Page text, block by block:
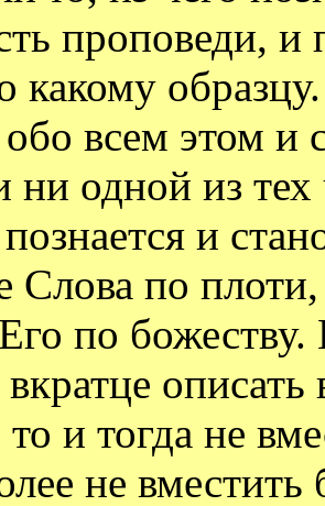
проповеди,
какому
всем этом и
ни одной из
и
Слова по
по
описать
то и тогда не
не